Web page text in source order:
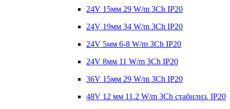
24V 15мм 29 W/m 3Ch IP20
24V 19мм 34 W/m 3Ch IP20
24V 5мм 6-8 W/m 3Ch IP20
24V 8мм 11 W/m 3Ch IP20
36V 15мм 29 W/m 3Ch IP20
48V 12 мм 11.2 W/m 3Ch стабилиз. IP20